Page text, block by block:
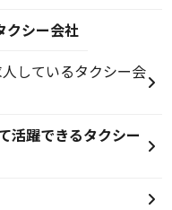
クシー会社
しているタクシー会
活躍できるタクシー